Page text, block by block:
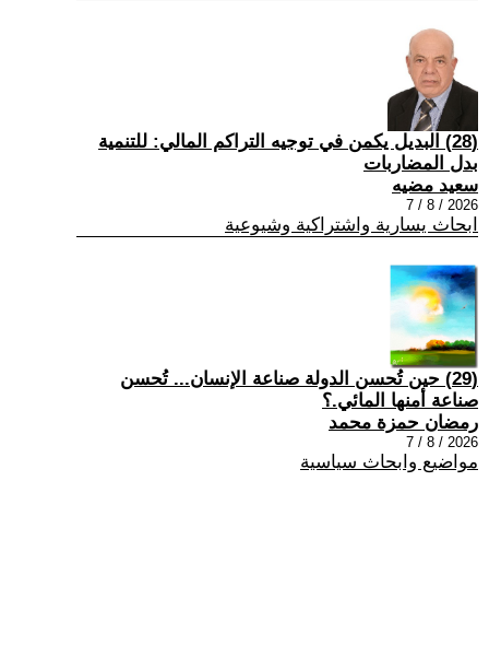
(28) البديل يكمن في توجيه التراكم المالي: للتنمية
بدل المضاربات
سعيد مضيه
2026 / 8 / 7
ابحاث يسارية واشتراكية وشيوعية
(29) حين تُحسن الدولة صناعة الإنسان... تُحسن
صناعة أمنها المائي.؟
رمضان حمزة محمد
2026 / 8 / 7
مواضيع وابحاث سياسية